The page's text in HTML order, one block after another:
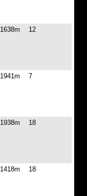
1638m 12
1941m 7
1938m 18
1418m 18